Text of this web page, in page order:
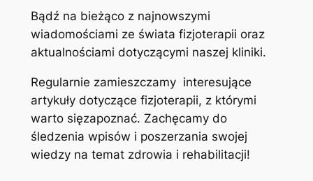
Bądź na bieżąco z najnowszymi
wiadomościami ze świata fizjoterapii oraz
aktualnościami dotyczącymi naszej kliniki.
Regularnie zamieszczamy interesujące
artykuły dotyczące fizjoterapii, z którymi
warto sięzapoznać. Zachęcamy do
śledzenia wpisów i poszerzania swojej
wiedzy na temat zdrowia i rehabilitacji!